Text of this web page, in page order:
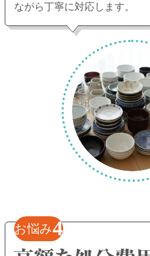
ながら丁寧に対応します。
お悩み4